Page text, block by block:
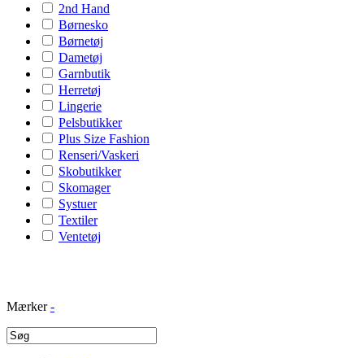
2nd Hand
Børnesko
Børnetøj
Dametøj
Garnbutik
Herretøj
Lingerie
Pelsbutikker
Plus Size Fashion
Renseri/Vaskeri
Skobutikker
Skomager
Systuer
Textiler
Ventetøj
Mærker -